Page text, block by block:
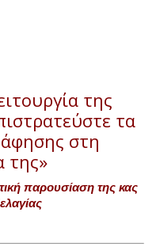
της
τα
στη
της»
παρουσίαση της κας